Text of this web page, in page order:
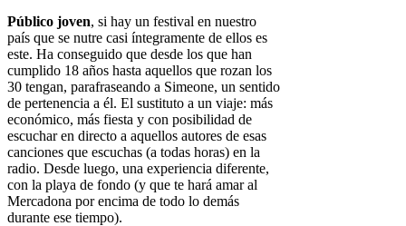
Público joven, si hay un festival en nuestro
país que se nutre casi íntegramente de ellos es
este. Ha conseguido que desde los que han
cumplido 18 años hasta aquellos que rozan los
30 tengan, parafraseando a Simeone, un sentido
de pertenencia a él. El sustituto a un viaje: más
económico, más fiesta y con posibilidad de
escuchar en directo a aquellos autores de esas
canciones que escuchas (a todas horas) en la
radio. Desde luego, una experiencia diferente,
con la playa de fondo (y que te hará amar al
Mercadona por encima de todo lo demás
durante ese tiempo).